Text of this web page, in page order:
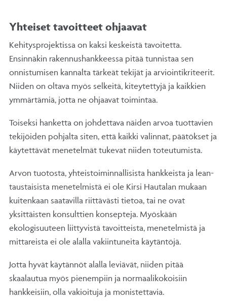
Yhteiset tavoitteet ohjaavat
Kehitysprojektissa on kaksi keskeistä tavoitetta.
Ensinnäkin rakennushankkeessa pitää tunnistaa sen
onnistumisen kannalta tärkeät tekijät ja arviointikriteerit.
Niiden on oltava myös selkeitä, kiteytettyjä ja kaikkien
ymmärtämiä, jotta ne ohjaavat toimintaa.
Toiseksi hanketta on johdettava näiden arvoa tuottavien
tekijöiden pohjalta siten, että kaikki valinnat, päätökset ja
käytettävät menetelmät tukevat niiden toteutumista.
Arvon tuotosta, yhteistoiminnallisista hankkeista ja lean-
taustaisista menetelmistä ei ole Kirsi Hautalan mukaan
kuitenkaan saatavilla riittävästi tietoa, tai ne ovat
yksittäisten konsulttien konsepteja. Myöskään
ekologisuuteen liittyvistä tavoitteista, menetelmistä ja
mittareista ei ole alalla vakiintuneita käytäntöjä.
Jotta hyvät käytännöt alalla leviävät, niiden pitää
skaalautua myös pienempiin ja normaalikokoisiin
hankkeisiin, olla vakioituja ja monistettavia.